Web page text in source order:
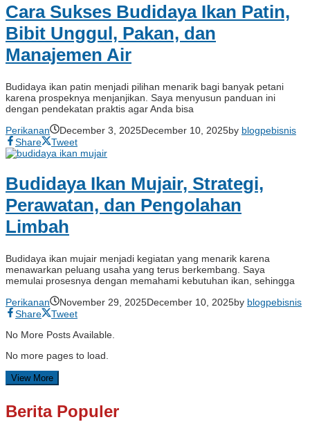
Cara Sukses Budidaya Ikan Patin,
Bibit Unggul, Pakan, dan
Manajemen Air
Budidaya ikan patin menjadi pilihan menarik bagi banyak petani
karena prospeknya menjanjikan. Saya menyusun panduan ini
dengan pendekatan praktis agar Anda bisa
Perikanan
December 3, 2025December 10, 2025by blogpebisnis
Share
Tweet
Budidaya Ikan Mujair, Strategi,
Perawatan, dan Pengolahan
Limbah
Budidaya ikan mujair menjadi kegiatan yang menarik karena
menawarkan peluang usaha yang terus berkembang. Saya
memulai prosesnya dengan memahami kebutuhan ikan, sehingga
Perikanan
November 29, 2025December 10, 2025by blogpebisnis
Share
Tweet
No More Posts Available.
No more pages to load.
View More
Berita Populer